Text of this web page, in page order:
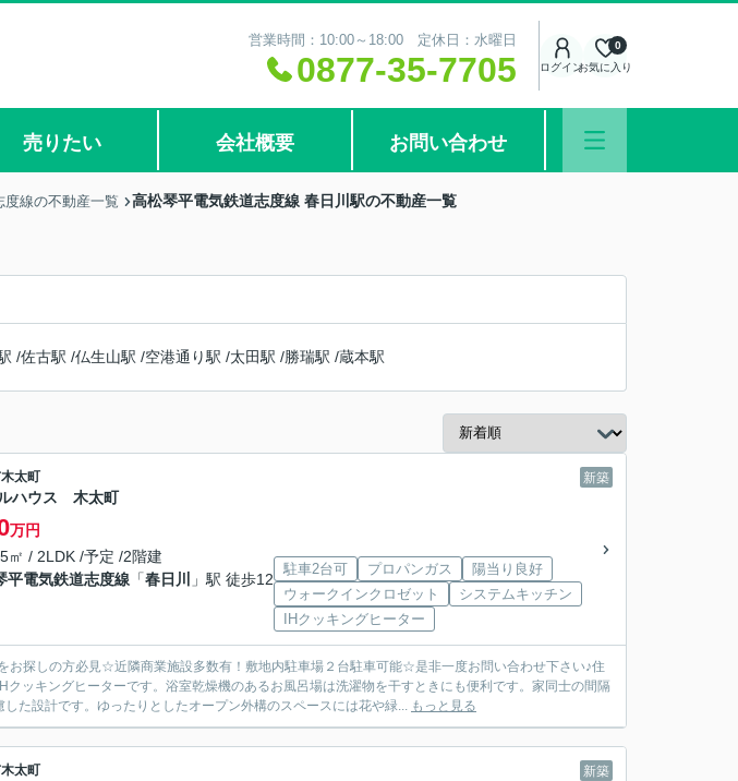
営業時間：10:00～18:00 定休日：水曜日
0877-35-7705 ログインお気に入り
0
売りたい 会社概要 お問い合わせ
線の不動産一覧 高松琴平電気鉄道志度線 春日川駅の不動産一覧
/佐古駅 /仏生山駅 /空港通り駅 /太田駅 /勝瑞駅 /蔵本駅
新築
木太町
ハウス 木太町
万円
㎡ / 2LDK /予定 /2階建
平電気鉄道志度線 「春日川
」駅 徒歩12
駐車2台可 プロパンガス
陽当り良好
ウォークインクロゼット
システムキッチン
IHクッキングヒーター
お探しの方必見☆近隣商業施設多数有！敷地内駐車場２台駐車可能☆是非一度お問い合わせ下さい♪住
た設計です。ゆったりとしたオープン外構のスペースには花や緑... もっと見る
新築
木太町